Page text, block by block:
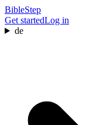
BibleStep
Get startedLog in
de